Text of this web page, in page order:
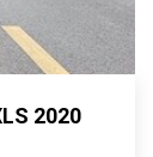
2020